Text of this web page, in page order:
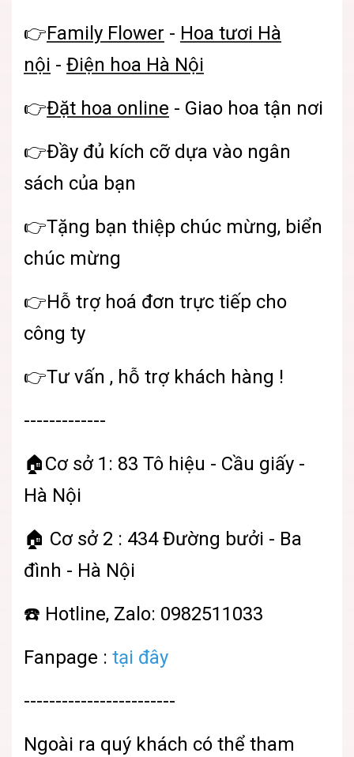
👉Family Flower - Hoa tươi Hà
nội - Điện hoa Hà Nội
👉Đặt hoa online - Giao hoa tận nơi
👉Đầy đủ kích cỡ dựa vào ngân
sách của bạn
👉Tặng bạn thiệp chúc mừng, biển
chúc mừng
👉Hỗ trợ hoá đơn trực tiếp cho
công ty
👉Tư vấn , hỗ trợ khách hàng !
-------------
🏠Cơ sở 1: 83 Tô hiệu - Cầu giấy -
Hà Nội
🏠 Cơ sở 2 : 434 Đường bưởi - Ba
đình - Hà Nội
☎️ Hotline, Zalo: 0982511033
Fanpage : tại đây
------------------------
Ngoài ra quý khách có thể tham